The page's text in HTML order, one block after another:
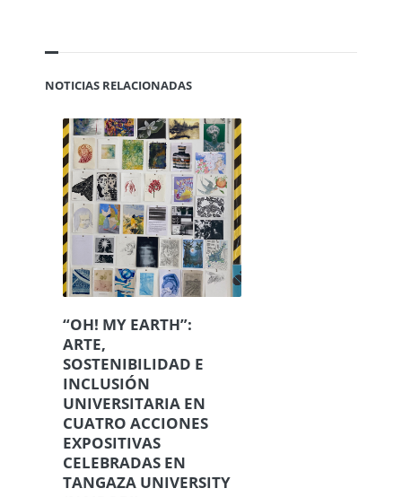
ARTE,
SOSTENIBILIDAD E
INCLUSIÓN
UNIVERSITARIA EN
CUATRO ACCIONES
EXPOSITIVAS
CELEBRADAS EN
TANGAZA UNIVERSITY
(NAIROBI)